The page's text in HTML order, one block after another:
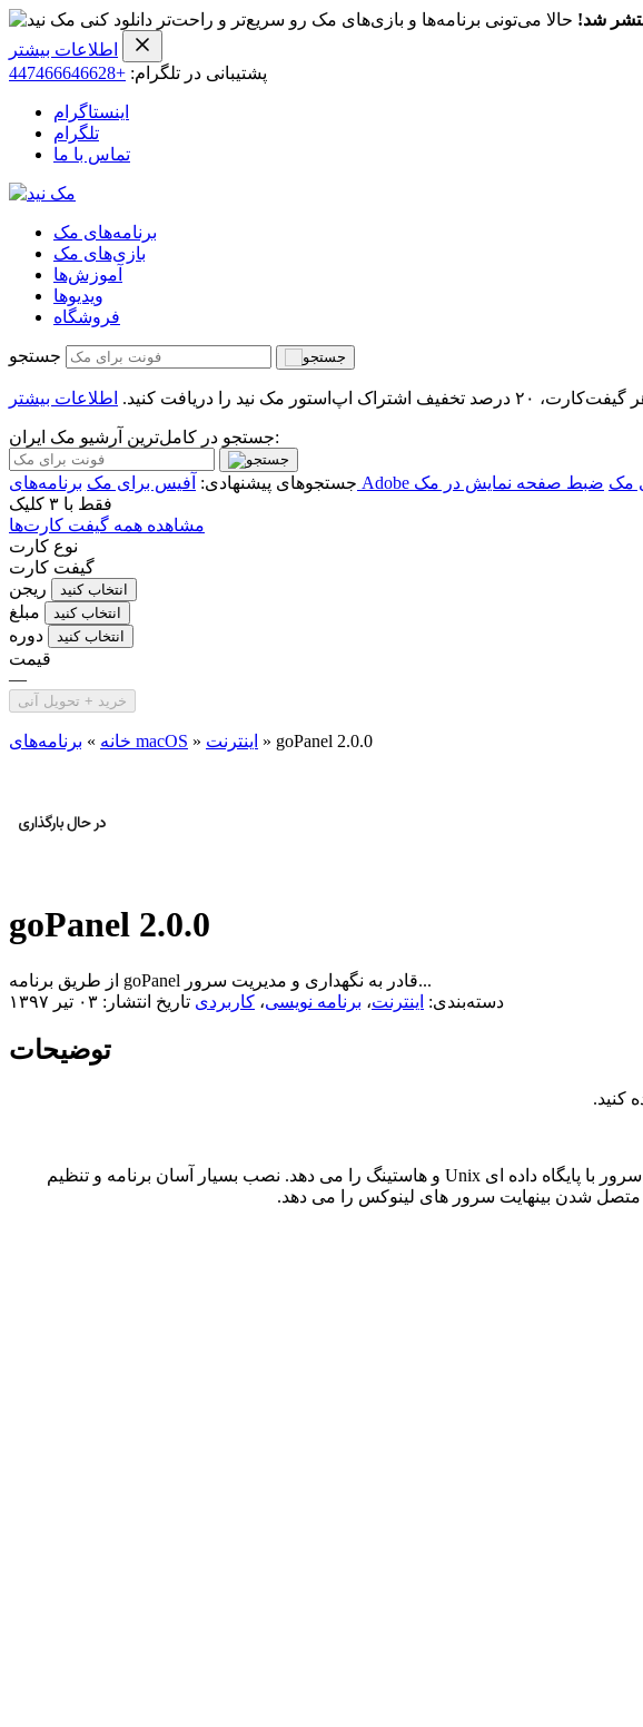
شد! حالا می‌تونی برنامه‌ها و بازی‌های مک رو سریع‌تر و راحت‌تر دانلود کنی
اطلاعات بیشتر
پشتیبانی در تلگرام: +447466646628
اینستاگرام
تلگرام
تماس با ما
برنامه‌های مک
بازی‌های مک
آموزش‌ها
ویدیو‌ها
فروشگاه
جستجو
اطلاعات بیشتر
جستجو در کامل‌ترین آرشیو مک ایران:
جستجوهای پیشنهادی: آفیس برای مک مک ضبط صفحه نمایش در مک
فقط با ۳ کلیک
مشاهده همه گیفت کارت‌ها
نوع کارت
گیفت کارت
ریجن
انتخاب کنید
مبلغ انتخاب کنید
دوره انتخاب کنید
قیمت
—
خرید + تحویل آنی
خانه » برنامه‌های macOS » اینترنت » goPanel 2.0.0
goPanel 2.0.0
از طریق برنامه goPanel قادر به نگهداری و مدیریت سرور...
دسته‌بندی: اینترنت، برنامه نویسی، کاربردی تاریخ انتشار: ۰۳ تیر ۱۳۹۷
توضیحات
کنید.
goPanel برنامه ای بسیار خاص و منحصر بفرد می باشد که امکان مدیریت سرور وب ها در کنترل پنل برنامه که شما در سرور با پایگاه داده ای Unix و هاستینگ را می دهد. نصب بسیار آسان برنامه و تنظیم